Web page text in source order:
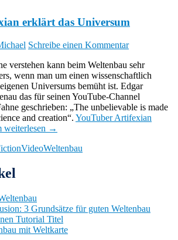
erklärt das Universum
Schreibe einen Kommentar
verstehen kann beim Weltenbau sehr
wenn man um einen wissenschaftlich
Universums bemüht ist. Edgar
das für seinen YouTube-Channel
geschrieben: „The unbelievable is made
and creation“. YouTuber Artifexian
weiterlesen →
VideoWeltenbau
3 Grundsätze für guten Weltenbau
mit Weltkarte